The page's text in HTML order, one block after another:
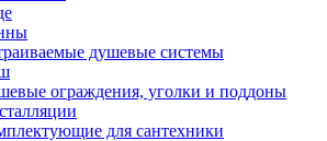
душевые системы
ограждения, уголки и поддоны
для сантехники